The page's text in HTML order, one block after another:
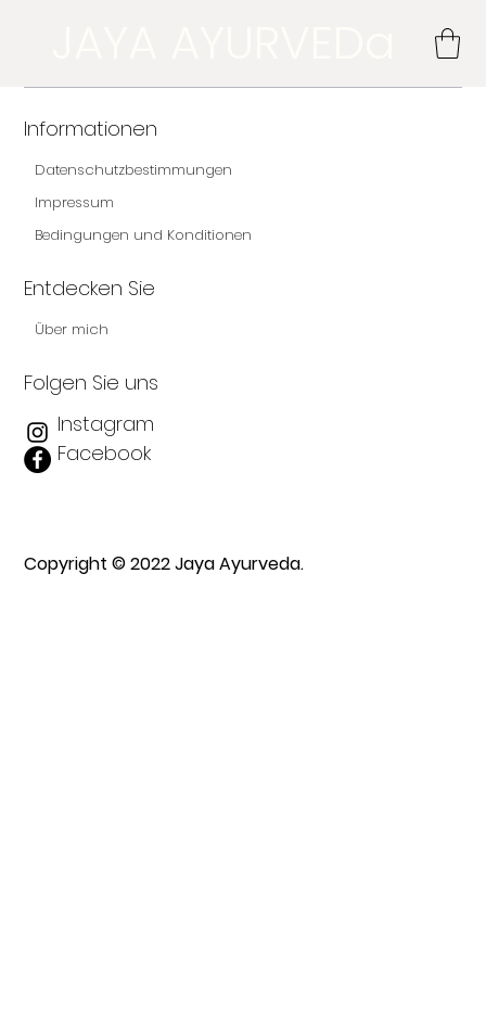
Copyright © 2022 Jaya Ayurveda.
Informationen
Datenschutzbestimmungen
Impressum
Bedingungen und Konditionen
Entdecken Sie
Über mich
Folgen Sie uns
Instagram
Facebook